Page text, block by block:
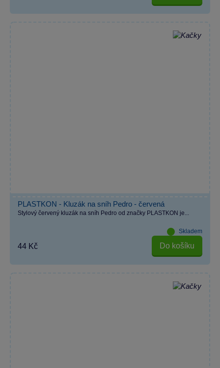
PLASTKON - Kluzák na sníh Pedro - červená
Stylový červený kluzák na sníh Pedro od značky PLASTKON je...
Skladem
44 Kč Do košíku